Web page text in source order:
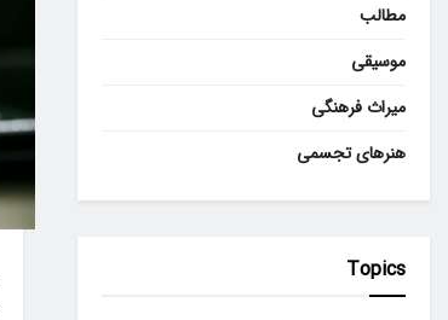
مطالب
موسیقی
میراث فرهنگی
هنرهای تجسمی
Topics